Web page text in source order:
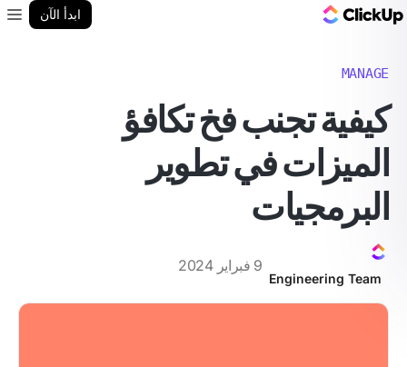
ابدأ الآن
MANAGE
كيفية تجنب فخ تكافؤ
الميزات في تطوير
البرمجيات
Engineering Team
9 فبراير 2024